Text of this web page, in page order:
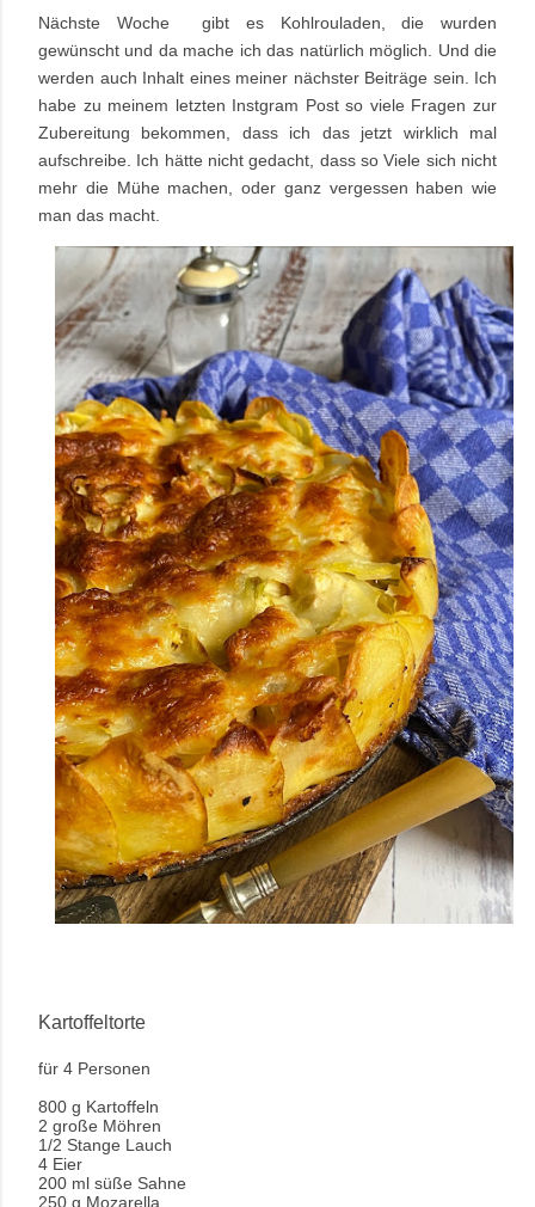
Nächste Woche gibt es Kohlrouladen, die wurden
gewünscht und da mache ich das natürlich möglich. Und die
werden auch Inhalt eines meiner nächster Beiträge sein. Ich
habe zu meinem letzten Instgram Post so viele Fragen zur
Zubereitung bekommen, dass ich das jetzt wirklich mal
aufschreibe. Ich hätte nicht gedacht, dass so Viele sich nicht
mehr die Mühe machen, oder ganz vergessen haben wie
man das macht.
Kartoffeltorte
für 4 Personen
800 g Kartoffeln
2 große Möhren
1/2 Stange Lauch
4 Eier
200 ml süße Sahne
250 g Mozarella